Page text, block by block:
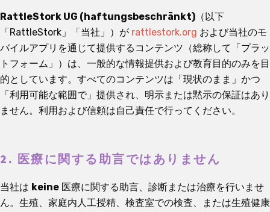
RattleStork UG (haftungsbeschränkt) （以下
「RattleStork」「当社」）が rattlestork.org および当社のモ
バイルアプリを通じて提供するコンテンツ（総称して「プラッ
トフォーム」）は、一般的な情報提供および教育目的のみを目
的としています。すべてのコンテンツは「現状のまま」かつ
「利用可能な範囲で」提供され、明示または黙示の保証はあり
ません。利用および信頼は自己責任で行ってください。
2. 医療に関する助言ではありません
当社は keine 医療に関する助言、診断または治療を行いませ
ん。生殖、家庭内人工授精、検査室での検査、または生殖健康